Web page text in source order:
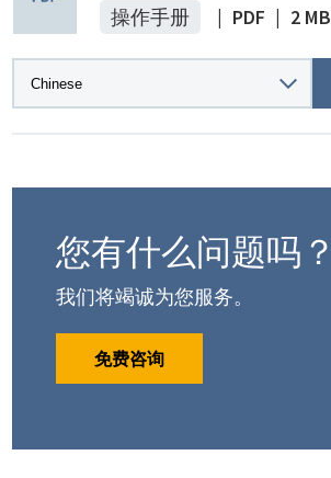
操作手册 | PDF | 2 MB
您有什么问题吗？
我们将竭诚为您服务。
免费咨询